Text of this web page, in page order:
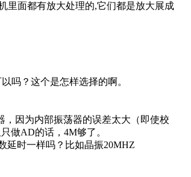
里面都有放大处理的,它们都是放大展成
吗？这个是怎样选择的啊。
因为内部振荡器的误差太大（即使校
做AD的话，4M够了。
延时一样吗？比如晶振20MHZ